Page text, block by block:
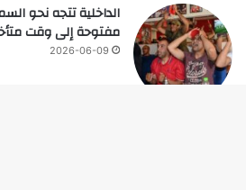
الداخلية تتجه نحو
مفتوحة إلى وقت
2026-06-09